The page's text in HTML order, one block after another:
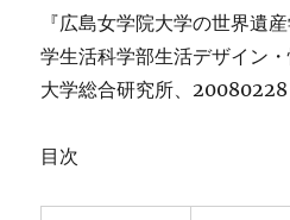
『広島女学院大学の世界遺
学生活科学部生活デザイン
大学総合研究所、20080228
目次